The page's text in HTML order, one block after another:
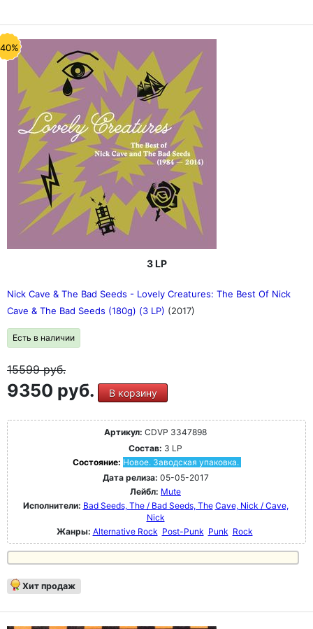
3 LP
Nick Cave & The Bad Seeds - Lovely Creatures: The Best Of Nick
Cave & The Bad Seeds (180g) (3 LP) (2017)
Есть в наличии
15599руб.
9350 руб. В корзину
Артикул: CDVP 3347898
Состав: 3 LP
Состояние: Новое. Заводская упаковка.
Дата релиза: 05-05-2017
Лейбл: Mute
Исполнители: Bad Seeds, The / Bad Seeds, The Cave, Nick / Cave,
Nick
Жанры: Alternative Rock Post-Punk Punk Rock
Хит продаж